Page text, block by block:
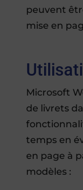
peuvent
mise en
Microsoft
de livrets
temps en
en page à
modèles :